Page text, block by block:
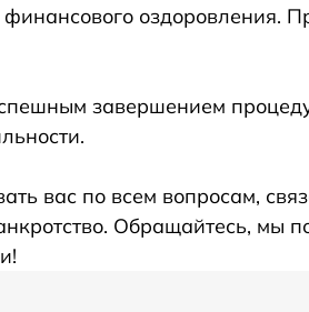
оздоровления.
завершением
вас по всем вопросам,
Обращайтесь, мы